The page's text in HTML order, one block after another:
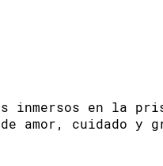
en la
amor, cuidado y